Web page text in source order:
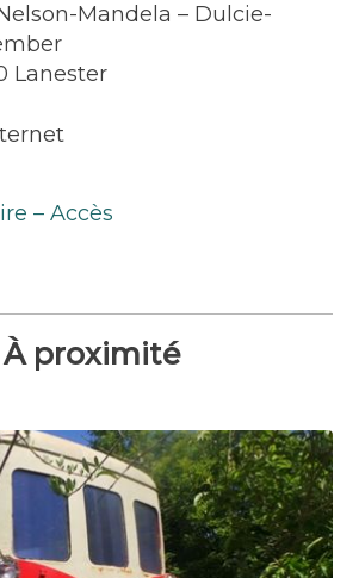
Mandela – Dulcie-
Lanester
– Accès
À proximité